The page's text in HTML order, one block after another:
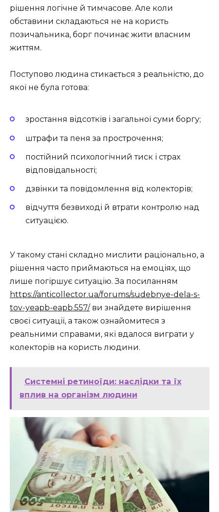
рішення логічне й тимчасове. Але коли
обставини складаються не на користь
позичальника, борг починає жити власним
життям.
Поступово людина стикається з реальністю, до
якої не була готова:
зростання відсотків і загальної суми боргу;
штрафи та пеня за прострочення;
постійний психологічний тиск і страх
відповідальності;
дзвінки та повідомлення від колекторів;
відчуття безвиході й втрати контролю над
ситуацією.
У такому стані складно мислити раціонально, а
рішення часто приймаються на емоціях, що
лише погіршує ситуацію. За посиланням
https://anticollector.ua/forums/sudebnye-dela-s-
tov-yeapb-eapb.557/ви знайдете вирішення
своєї ситуації, а також ознайомитеся з
реальними справами, які вдалося виграти у
колекторів на користь людини.
Системні ретиноїди: наслідки та їх
вплив на організм людини